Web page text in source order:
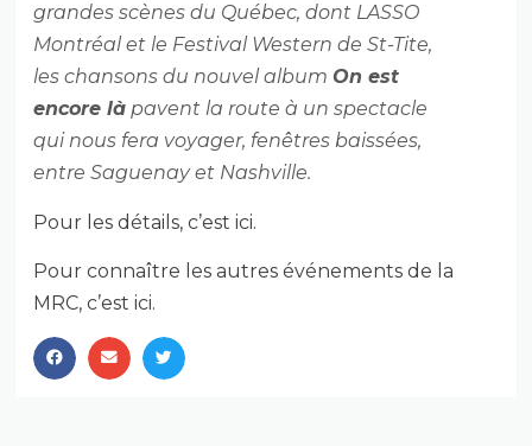
grandes scènes du Québec, dont LASSO
Montréal et le Festival Western de St-Tite,
les chansons du nouvel albumOn est
encore là pavent la route à un spectacle
qui nous fera voyager, fenêtres baissées,
entre Saguenay et Nashville.
Pour les détails, c’est ici.
Pour connaître les autres événements de la
MRC, c’est ici.